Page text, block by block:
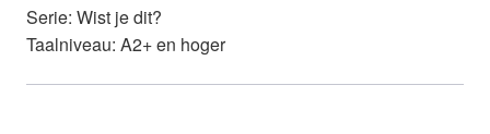
Serie: Wist je dit?
Taalniveau: A2+ en hoger